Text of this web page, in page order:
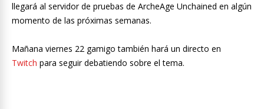
llegará al servidor de pruebas de ArcheAge Unchained en algún
momento de las próximas semanas.
Mañana viernes 22 gamigo también hará un directo en
Twitch para seguir debatiendo sobre el tema.